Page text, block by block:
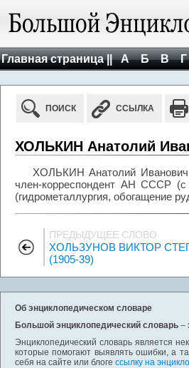
Главная страница || А Б В Г
ПОИСК ССЫЛКА
ХОЛЬКИН Анатолий
ХОЛЬКИН Анатолий Иванович
член-корреспондент АН СССР (с
(гидрометаллургия, обогащение
ПРЕДЫДУЩЕЕ СЛОВО
ХОЛЬЗУНОВ ВИКТОР
(1905-39)
Об энциклопедическом словаре
Большой энциклопедический словарь –
Энциклопедический словарь является
которые помогают выявлять ошибки, а
себя на сайте или блоге ссылку на